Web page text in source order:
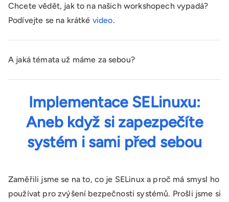
Chcete vědět, jak to na našich workshopech vypadá?
Podívejte se na krátké video.
A jaká témata už máme za sebou?
Implementace SELinuxu:
Aneb když si zapezpečíte
systém i sami před sebou
Zaměřili jsme se na to, co je SELinux a proč má smysl ho
používat pro zvýšení bezpečnosti systémů. Prošli jsme si